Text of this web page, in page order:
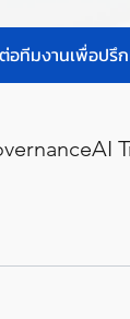
อทีมงานเพื่อปรึก
AI